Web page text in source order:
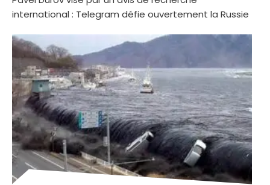
international : Telegram défie ouvertement la Russie